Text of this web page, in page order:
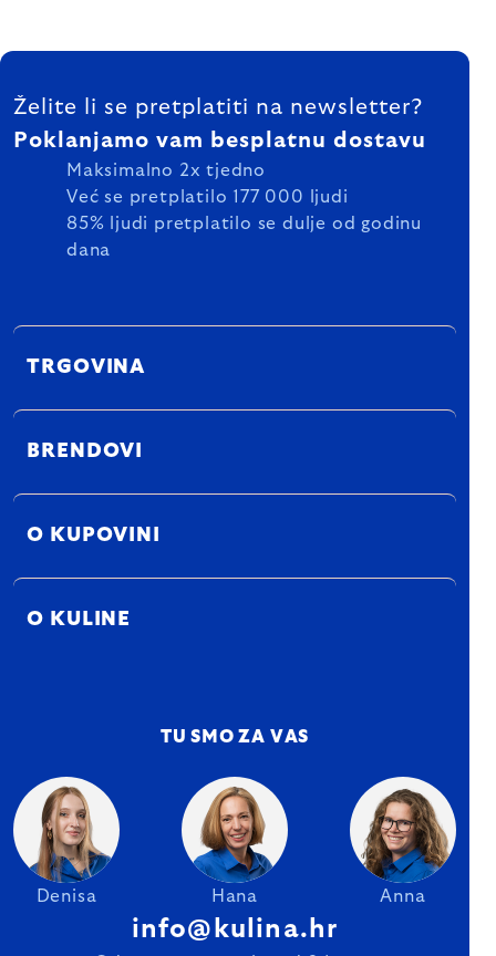
FOOTER
Želite li se pretplatiti na newsletter?
Poklanjamo vam besplatnu dostavu
Maksimalno 2x tjedno
Već se pretplatilo 177 000 ljudi
85% ljudi pretplatilo se dulje od godinu
dana
TRGOVINA
BRENDOVI
O KUPOVINI
O KULINE
TU SMO ZA VAS
Denisa Hana Anna
info@kulina.hr